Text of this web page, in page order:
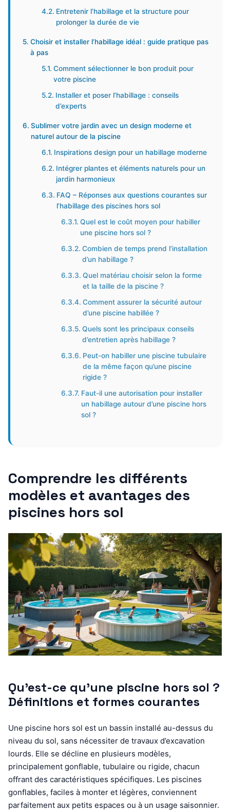
Entretenir l’habillage et la structure pour
prolonger la durée de vie
Choisir et installer l’habillage idéal : guide pratique pas
à pas
Comment sélectionner le bon produit pour
votre piscine
Installer et poser l’habillage : conseils
d’experts
Sublimer votre jardin avec un design moderne et
naturel autour de la piscine
Inspirations design pour un habillage moderne
Intégrer plantes et éléments naturels pour un
jardin harmonieux
FAQ – Réponses aux questions courantes sur
l’habillage des piscines hors sol
Quel est le coût moyen pour habiller
une piscine hors sol ?
Combien de temps prend l’installation
d’un habillage ?
Quel matériau choisir selon la forme
et la taille de la piscine ?
Comment assurer la sécurité autour
d’une piscine habillée ?
Quels sont les principaux conseils
d’entretien après habillage ?
Peut-on habiller une piscine tubulaire
de la même façon qu’une piscine
rigide ?
Faut-il une autorisation pour installer
un habillage autour d’une piscine hors
sol ?
Comprendre les différents
modèles et avantages des
piscines hors sol
Qu’est-ce qu’une piscine hors sol ?
Définitions et formes courantes
Une piscine hors sol est un bassin installé au-dessus du
niveau du sol, sans nécessiter de travaux d’excavation
lourds. Elle se décline en plusieurs modèles,
principalement gonflable, tubulaire ou rigide, chacun
offrant des caractéristiques spécifiques. Les piscines
gonflables, faciles à monter et légères, conviennent
parfaitement aux petits espaces ou à un usage saisonnier.